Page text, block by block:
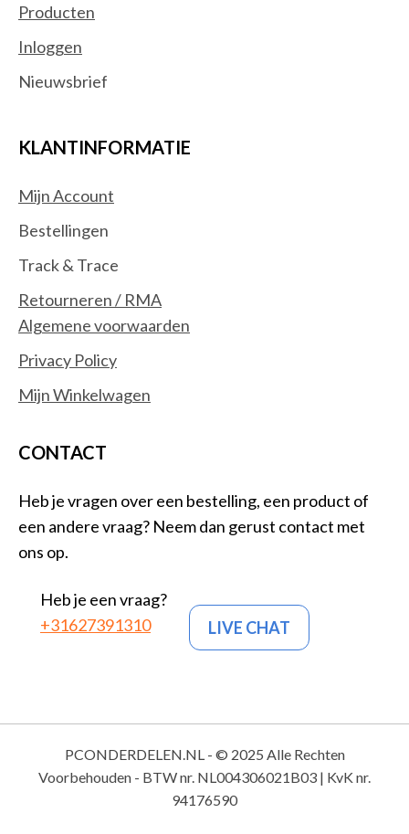
Producten
Inloggen
Nieuwsbrief
KLANTINFORMATIE
Mijn Account
Bestellingen
Track & Trace
Retourneren / RMA
Algemene voorwaarden
Privacy Policy
Mijn Winkelwagen
CONTACT
Heb je vragen over een bestelling, een product of
een andere vraag? Neem dan gerust contact met
ons op.
Heb je een vraag?
+31627391310
LIVE CHAT
PCONDERDELEN.NL - © 2025 Alle Rechten
Voorbehouden - BTW nr. NL004306021B03 | KvK nr.
94176590